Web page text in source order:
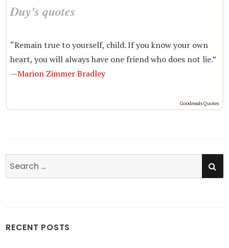
Duy's quotes
“Remain true to yourself, child. If you know your own
heart, you will always have one friend who does not lie.”
—Marion Zimmer Bradley
Goodreads Quotes
Search
for:
RECENT POSTS